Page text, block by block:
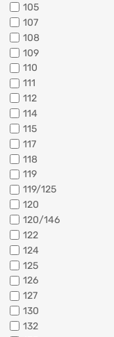
105
107
108
109
110
111
112
114
115
117
118
119
119/125
120
120/146
122
124
125
126
127
130
132